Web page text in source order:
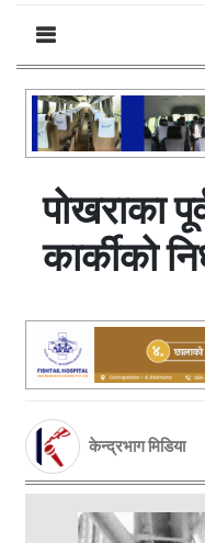
पोखराका
कार्कीको
केन्द्रभाग मिडिया